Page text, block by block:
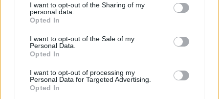
not limited to your visit or usage behaviour. You may click to
grant or deny consent to Google and its third-party tags to
use your data for below specified purposes in below Google
consent section.
I want to opt-out of the Sharing of my
personal data.
Opted In
I want to opt-out of the Sale of my
Personal Data.
Opted In
I want to opt-out of processing my
Personal Data for Targeted Advertising.
Opted In
συνέντευξης δεν δίστασε να παραδεχθεί: «Όποιος
θέλει να αποχωρήσει από την ομάδα μου, το κάνει